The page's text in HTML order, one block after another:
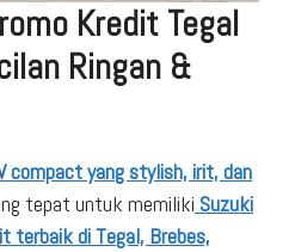
Kredit Tegal
Ringan &
compact yang stylish, irit, dan
tepat untuk memiliki Suzuki
terbaik di Tegal, Brebes,